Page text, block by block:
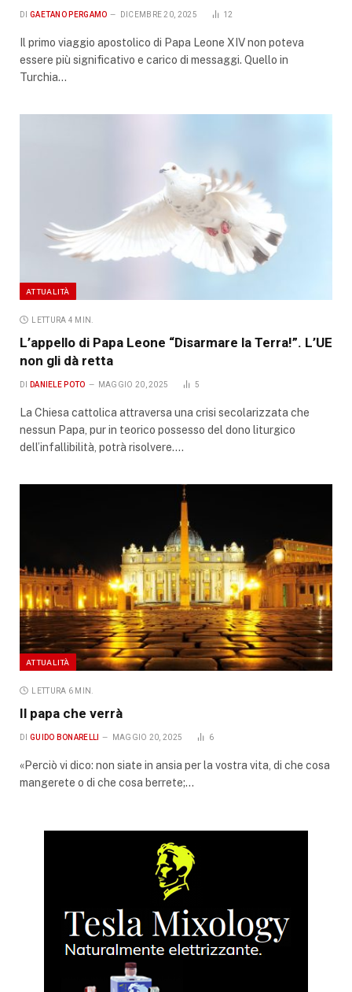
DI GAETANO PERGAMO DICEMBRE 20, 2025 12
Il primo viaggio apostolico di Papa Leone XIV non poteva
essere più significativo e carico di messaggi. Quello in
Turchia…
ATTUALITÀ
LETTURA 4 MIN.
L’appello di Papa Leone “Disarmare la Terra!”. L’UE
non gli dà retta
DI DANIELE POTO MAGGIO 20, 2025 5
La Chiesa cattolica attraversa una crisi secolarizzata che
nessun Papa, pur in teorico possesso del dono liturgico
dell’infallibilità, potrà risolvere.…
ATTUALITÀ
LETTURA 6 MIN.
Il papa che verrà
DI GUIDO BONARELLI MAGGIO 20, 2025 6
«Perciò vi dico: non siate in ansia per la vostra vita, di che cosa
mangerete o di che cosa berrete;…